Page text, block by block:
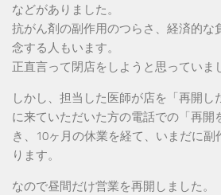
などがありました。
抗がん剤の副作用のつらさ、経済的な
念する人もいます。
正直言って閉店をしようと思っていま
しかし、担当した医師が店を「再開し
に来ていただいた方の電話での「再開
き、10ヶ月の休業を経て、いまだに副
ります。
なので昼間だけ営業を再開しました。